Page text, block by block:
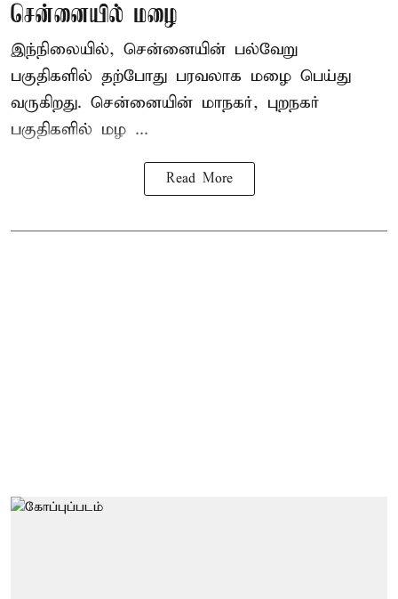
சென்னையில் மழை
இந்நிலையில், சென்னையின் பல்வேறு
பகுதிகளில் தற்போது பரவலாக மழை பெய்து
வருகிறது. சென்னையின் மாநகர், புறநகர்
பகுதிகளில் மழ ...
Read More